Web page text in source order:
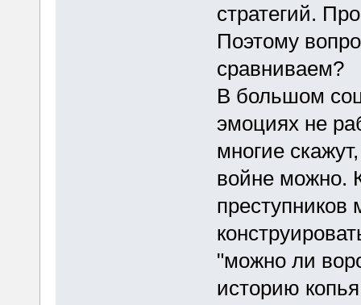
стратегий.
Поэтому
сравниваем?
В большом
эмоциях не
многие
войне можно.
"можно ли
историю